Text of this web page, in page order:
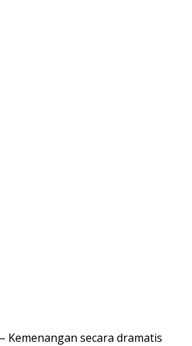
– Kemenangan secara dramatis